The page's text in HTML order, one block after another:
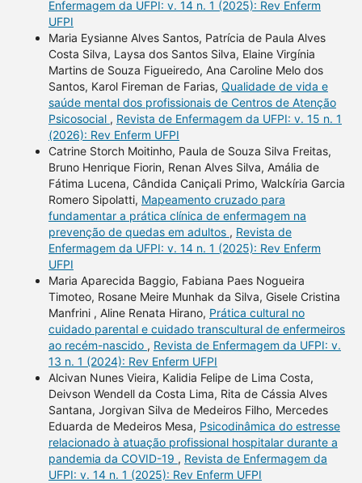
Enfermagem da UFPI: v. 14 n. 1 (2025): Rev Enferm
UFPI
Maria Eysianne Alves Santos, Patrícia de Paula Alves
Costa Silva, Laysa dos Santos Silva, Elaine Virgínia
Martins de Souza Figueiredo, Ana Caroline Melo dos
Santos, Karol Fireman de Farias, Qualidade de vida e
saúde mental dos profissionais de Centros de Atenção
Psicosocial , Revista de Enfermagem da UFPI: v. 15 n. 1
(2026): Rev Enferm UFPI
Catrine Storch Moitinho, Paula de Souza Silva Freitas,
Bruno Henrique Fiorin, Renan Alves Silva, Amália de
Fátima Lucena, Cândida Caniçali Primo, Walckíria Garcia
Romero Sipolatti, Mapeamento cruzado para
fundamentar a prática clínica de enfermagem na
prevenção de quedas em adultos , Revista de
Enfermagem da UFPI: v. 14 n. 1 (2025): Rev Enferm
UFPI
Maria Aparecida Baggio, Fabiana Paes Nogueira
Timoteo, Rosane Meire Munhak da Silva, Gisele Cristina
Manfrini , Aline Renata Hirano, Prática cultural no
cuidado parental e cuidado transcultural de enfermeiros
ao recém-nascido , Revista de Enfermagem da UFPI: v.
13 n. 1 (2024): Rev Enferm UFPI
Alcivan Nunes Vieira, Kalidia Felipe de Lima Costa,
Deivson Wendell da Costa Lima, Rita de Cássia Alves
Santana, Jorgivan Silva de Medeiros Filho, Mercedes
Eduarda de Medeiros Mesa, Psicodinâmica do estresse
relacionado à atuação profissional hospitalar durante a
pandemia da COVID-19 , Revista de Enfermagem da
UFPI: v. 14 n. 1 (2025): Rev Enferm UFPI